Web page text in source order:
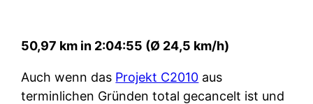
50,97 km in 2:04:55 (Ø 24,5 km/h)
Auch wenn das Projekt C2010 aus
terminlichen Gründen total gecancelt ist und